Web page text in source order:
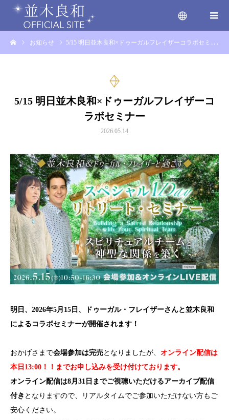
menu
お知らせ 5/15 明日並木良和×ドゥーガルフレイザーコラボセミナー
5/15 明日並木良和×ドゥーガルフレイザーコ
ラボセミナー
2026.05.14
明日、2026年5月15日、ドゥーガル・フレイザーさんと並木良和
によるコラボセミナーが開催されます！
おかげさまで会場参加は完売となりましたが、 オンライン配信は
本日13:00！！までお申し込みを受け付けております。
オンライン配信は8月31日までご視聴いただけるアーカイブ配信
付き となりますので、リアルタイムでご参加いただけない方もご
安心ください。